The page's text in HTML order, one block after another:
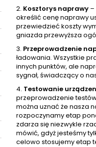
2. Kosztorys naprawy –
określić cenę naprawy
przewiedzieć koszty
gniazda przewyższa
3. Przeprowadzenie
ładowania. Wszystkie
innych punktów, ale
sygnał, świadczący o
4. Testowanie
przeprowadzenie
można uznać że nasza
rozpoczynamy etap
zdarza się niezwykle
mówić, gdyż jesteśmy
celowo stosujemy etap